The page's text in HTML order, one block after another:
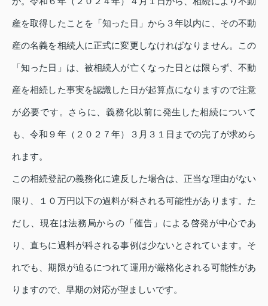
産を取得したことを「知った日」から３年以内に、その不動
産の名義を相続人に正式に変更しなければなりません。この
「知った日」は、被相続人が亡くなった日とは限らず、不動
産を相続した事実を認識した日が起算点になりますので注意
が必要です。さらに、義務化以前に発生した相続について
も、令和９年（２０２７年）３月３１日までの完了が求めら
れます。
この相続登記の義務化に違反した場合は、正当な理由がない
限り、１０万円以下の過料が科される可能性があります。た
だし、現在は法務局からの「催告」による啓発が中心であ
り、直ちに過料が科される事例は少ないとされています。そ
れでも、期限が迫るにつれて運用が厳格化される可能性があ
りますので、早期の対応が望ましいです。